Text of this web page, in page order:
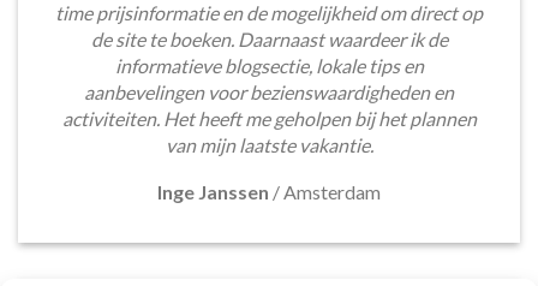
time prijsinformatie en de mogelijkheid om direct op
de site te boeken. Daarnaast waardeer ik de
informatieve blogsectie, lokale tips en
aanbevelingen voor bezienswaardigheden en
activiteiten. Het heeft me geholpen bij het plannen
van mijn laatste vakantie.
Inge Janssen /Amsterdam